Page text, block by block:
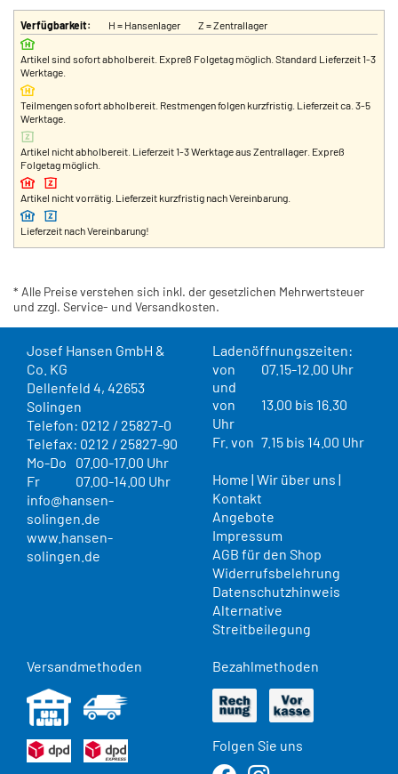
Verfügbarkeit: H = Hansenlager Z = Zentrallager
Artikel sind sofort abholbereit. Expreß Folgetag möglich. Standard Lieferzeit 1-3
Werktage.
Teilmengen sofort abholbereit. Restmengen folgen kurzfristig. Lieferzeit ca. 3-5
Werktage.
Artikel nicht abholbereit. Lieferzeit 1-3 Werktage aus Zentrallager. Expreß
Folgetag möglich.
Artikel nicht vorrätig. Lieferzeit kurzfristig nach Vereinbarung.
Lieferzeit nach Vereinbarung!
* Alle Preise verstehen sich inkl. der gesetzlichen Mehrwertsteuer
und zzgl. Service- und Versandkosten.
Josef Hansen GmbH &
Co. KG
Dellenfeld 4, 42653
Solingen
Telefon: 0212 / 25827-0
Telefax: 0212 / 25827-90
Mo-Do
07.00-17.00 Uhr
Fr
07.00-14.00 Uhr
info@hansen-
solingen.de
www.hansen-
solingen.de
Ladenöffnungszeiten:
von
07.15-12.00 Uhr
und
von
13.00 bis 16.30
Uhr
Fr. von 7.15 bis 14.00 Uhr
Home | Wir über uns |
Kontakt
Angebote
Impressum
AGB für den Shop
Widerrufsbelehrung
Datenschutzhinweis
Alternative
Streitbeilegung
Versandmethoden Bezahlmethoden
Folgen Sie uns